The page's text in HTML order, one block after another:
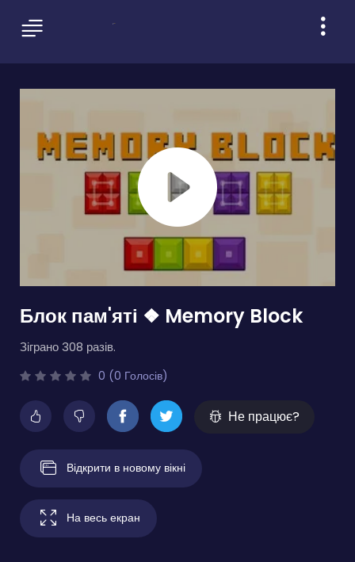
Блок пам'яті ❖ Memory Block
Зіграно 308 разів.
0 (0 Голосів)
Не працює?
Відкрити в новому вікні
На весь екран